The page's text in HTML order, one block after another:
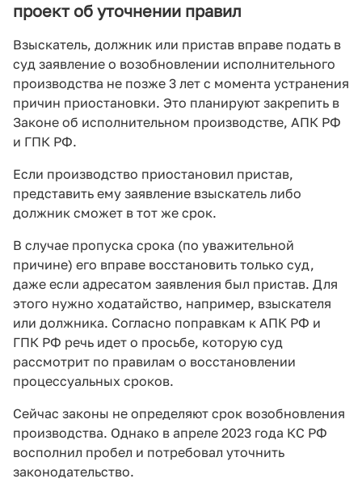
проект об уточнении правил
Взыскатель, должник или пристав вправе подать в
суд заявление о возобновлении исполнительного
производства не позже 3 лет с момента устранения
причин приостановки. Это планируют закрепить в
Законе об исполнительном производстве, АПК РФ
и ГПК РФ.
Если производство приостановил пристав,
представить ему заявление взыскатель либо
должник сможет в тот же срок.
В случае пропуска срока (по уважительной
причине) его вправе восстановить только суд,
даже если адресатом заявления был пристав. Для
этого нужно ходатайство, например, взыскателя
или должника. Согласно поправкам к АПК РФ и
ГПК РФ речь идет о просьбе, которую суд
рассмотрит по правилам о восстановлении
процессуальных сроков.
Сейчас законы не определяют срок возобновления
производства. Однако в апреле 2023 года КС РФ
восполнил пробел и потребовал уточнить
законодательство.